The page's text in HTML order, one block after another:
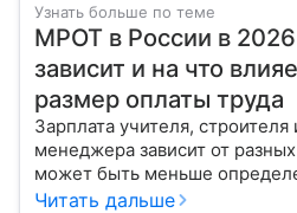
Узнать больше по теме
МРОТ в России в 2026
зависит и на что
размер оплаты труда
Зарплата учителя, строителя
менеджера зависит от
может быть меньше
Рассказываем, как
Читать дальше